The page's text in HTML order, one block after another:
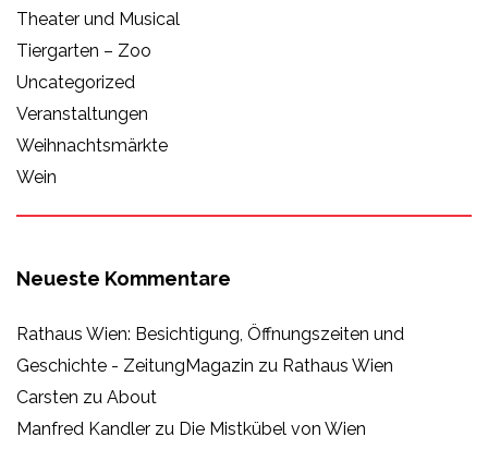
Theater und Musical
Tiergarten – Zoo
Uncategorized
Veranstaltungen
Weihnachtsmärkte
Wein
Neueste Kommentare
Rathaus Wien: Besichtigung, Öffnungszeiten und
Geschichte - ZeitungMagazin zu Rathaus Wien
Carsten zu About
Manfred Kandler zu Die Mistkübel von Wien